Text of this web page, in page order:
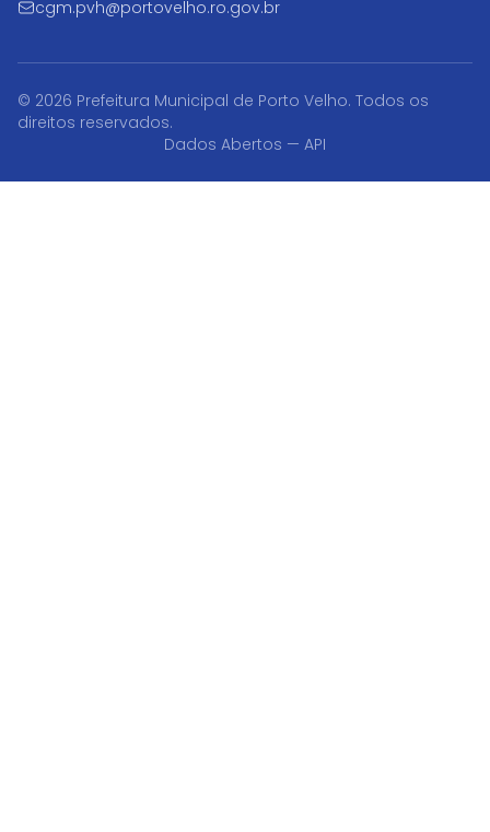
cgm.pvh@portovelho.ro.gov.br
© 2026 Prefeitura Municipal de Porto Velho. Todos os
direitos reservados.
Dados Abertos — API